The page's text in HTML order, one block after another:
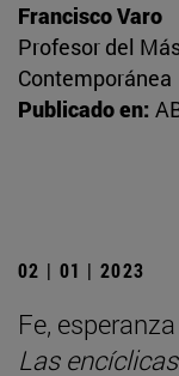
Francisco Varo
Profesor del
Contemporánea
Publicado en:
02 | 01 | 2023
Fe,
Las